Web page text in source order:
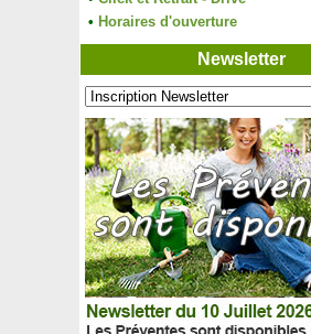
Groseillier des Alpes
Gunnère de Magellan
Gypsophile rampante
Gypsophile rampante rose
Haie brise-vent
Hamamélis 'Arnold Promise'
Hamamélis 'Diane'
Hamamélis 'Feuerzauber'
Hamamélis 'Yamina'
Hélianthème blanc
Hélianthème jaune
Hélianthème orange
Hélianthème rose
Hélianthème rouge
• Horaires d'ouverture
Newsletter